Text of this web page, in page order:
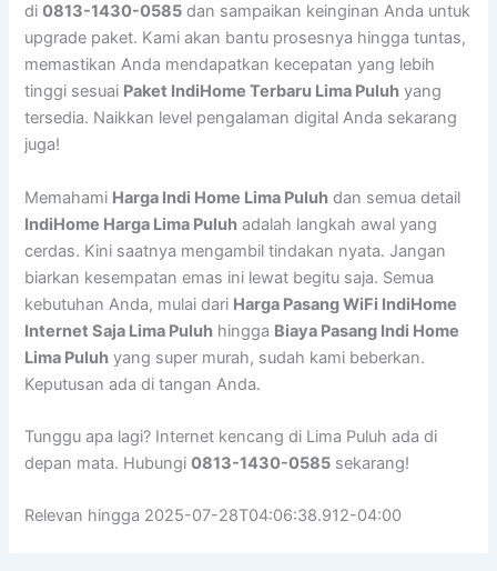
di0813-1430-0585 dan sampaikan keinginan Anda untuk
upgrade paket. Kami akan bantu prosesnya hingga tuntas,
memastikan Anda mendapatkan kecepatan yang lebih
tinggi sesuai Paket IndiHome Terbaru Lima Puluh yang
tersedia. Naikkan level pengalaman digital Anda sekarang
juga!
Memahami Harga Indi Home Lima Puluh dan semua detail
IndiHome Harga Lima Puluh adalah langkah awal yang
cerdas. Kini saatnya mengambil tindakan nyata. Jangan
biarkan kesempatan emas ini lewat begitu saja. Semua
kebutuhan Anda, mulai dari Harga Pasang WiFi IndiHome
Internet Saja Lima Puluh hingga Biaya Pasang Indi Home
Lima Puluh yang super murah, sudah kami beberkan.
Keputusan ada di tangan Anda.
Tunggu apa lagi? Internet kencang di Lima Puluh ada di
depan mata. Hubungi0813-1430-0585 sekarang!
Relevan hingga 2025-07-28T04:06:38.912-04:00